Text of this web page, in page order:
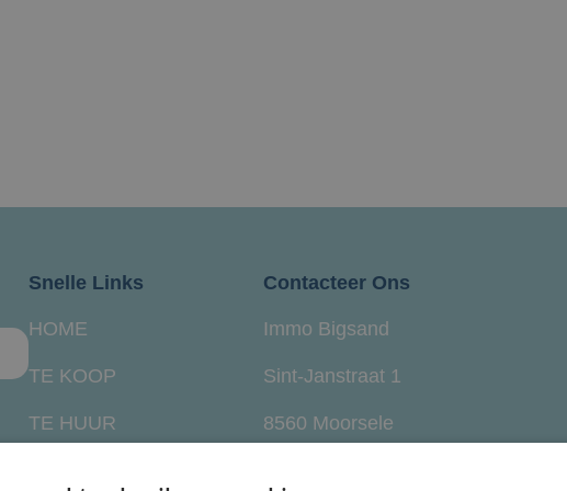
Snelle Links
HOME
TE KOOP
TE HUUR
Contacteer Ons
Immo Bigsand
Sint-Janstraat 1
8560 Moorsele